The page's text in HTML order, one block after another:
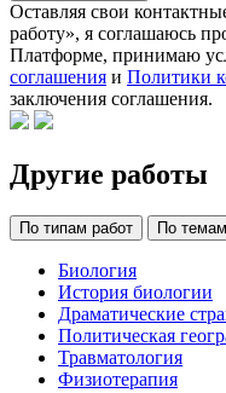
Оставляя свои
работу», я соглашаюсь
Платформе, принимаю
соглашения и Политики
заключения соглашения.
Другие работы
По типам работ По темам
Биология
История биологии
Драматические
Политическая
Травматология
Физиотерапия